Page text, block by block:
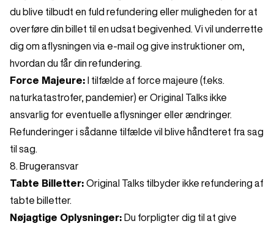
du blive tilbudt en fuld refundering eller muligheden for at
overføre din billet til en udsat begivenhed. Vi vil underrette
dig om aflysningen via e-mail og give instruktioner om,
hvordan du får din refundering.
Force Majeure:
I tilfælde af force majeure (f.eks.
naturkatastrofer, pandemier) er Original Talks ikke
ansvarlig for eventuelle aflysninger eller ændringer.
Refunderinger i sådanne tilfælde vil blive håndteret fra sag
til sag.
8. Brugeransvar
Tabte Billetter: Original Talks tilbyder ikke refundering af
tabte billetter.
Nøjagtige Oplysninger: Du forpligter dig til at give